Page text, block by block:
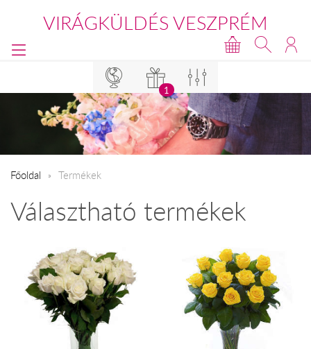
VIRÁGKÜLDÉS VESZPRÉM
1
Főoldal Termékek
Választható termékek